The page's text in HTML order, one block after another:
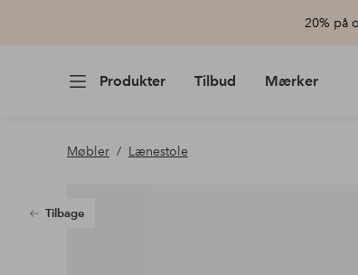
20% på
Produkter Tilbud Mærker
Møbler Lænestole
Tilbage